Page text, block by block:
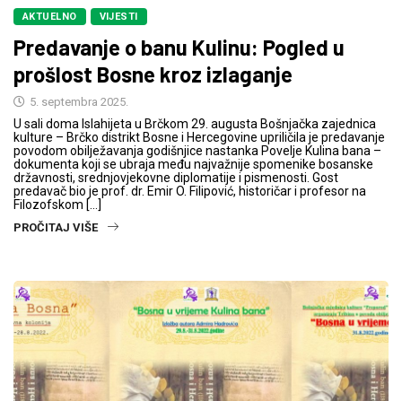
AKTUELNO VIJESTI
Predavanje o banu Kulinu: Pogled u
prošlost Bosne kroz izlaganje
5. septembra 2025.
U sali doma Islahijeta u Brčkom 29. augusta Bošnjačka zajednica
kulture – Brčko distrikt Bosne i Hercegovine upriličila je predavanje
povodom obilježavanja godišnjice nastanka Povelje Kulina bana –
dokumenta koji se ubraja među najvažnije spomenike bosanske
državnosti, srednjovjekovne diplomatije i pismenosti. Gost
predavač bio je prof. dr. Emir O. Filipović, historičar i profesor na
Filozofskom […]
PROČITAJ VIŠE